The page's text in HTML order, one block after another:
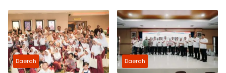
Daerah Daerah